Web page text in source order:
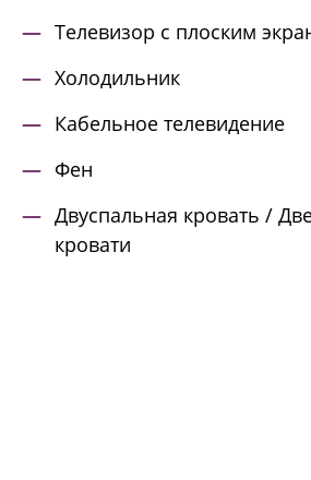
Телевизор с плоским
Холодильник
Кабельное телевидение
Фен
Двуспальная кровать /
кровати